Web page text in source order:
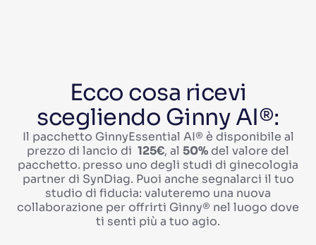
Ecco cosa ricevi
scegliendo Ginny AI®:
Il pacchetto GinnyEssential AI® è disponibile al
prezzo di lancio di 125€, al 50%del valore del
pacchetto. presso uno degli studi di ginecologia
partner di SynDiag. Puoi anche segnalarci il tuo
studio di fiducia: valuteremo una nuova
collaborazione per offrirti Ginny® nel luogo dove
ti senti più a tuo agio.